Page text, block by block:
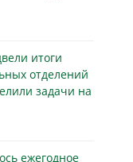
итоги
отделений
задачи на
ежегодное